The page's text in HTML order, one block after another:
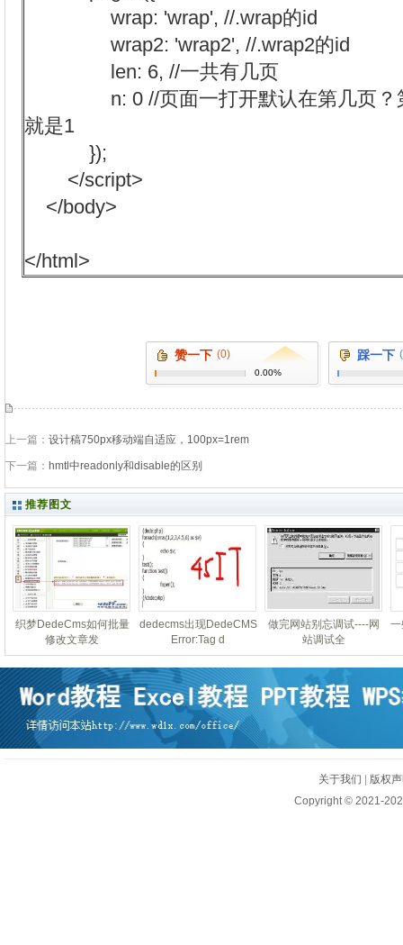
wrap: 'wrap', //.wrap的id
wrap2: 'wrap2', //.wrap2的id
len: 6, //一共有几页
n: 0 //页面一打开默认在第几页？第
就是1
});
</script>
</body>
</html>
赞一下 (0)
0.00%
踩一下
上一篇： 设计稿750px移动端自适应，100px=1rem
下一篇： hmtl中readonly和disable的区别
推荐图文
织梦DedeCms如何批量
修改文章发
dedecms出现DedeCMS
Error:Tag d
做完网站别忘调试----网
站调试全
关于我们
版权
Copyright © 2021-